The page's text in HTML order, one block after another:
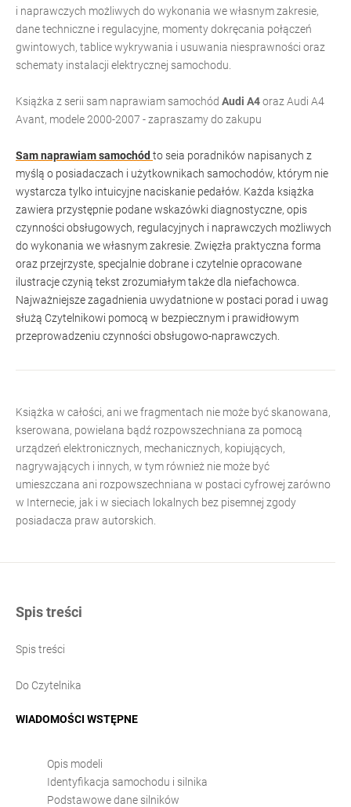
i naprawczych możliwych do wykonania we własnym zakresie,
dane techniczne i regulacyjne, momenty dokręcania połączeń
gwintowych, tablice wykrywania i usuwania niesprawności oraz
schematy instalacji elektrycznej samochodu.
Książka z serii sam naprawiam samochód Audi A4oraz Audi A4
Avant, modele 2000-2007 - zapraszamy do zakupu
Sam naprawiam samochód to seia poradników napisanych z
myślą o posiadaczach i użytkownikach samochodów, którym nie
wystarcza tylko intuicyjne naciskanie pedałów. Każda książka
zawiera przystępnie podane wskazówki diagnostyczne, opis
czynności obsługowych, regulacyjnych i naprawczych możliwych
do wykonania we własnym zakresie. Zwięzła praktyczna forma
oraz przejrzyste, specjalnie dobrane i czytelnie opracowane
ilustracje czynią tekst zrozumiałym także dla niefachowca.
Najważniejsze zagadnienia uwydatnione w postaci porad i uwag
służą Czytelnikowi pomocą w bezpiecznym i prawidłowym
przeprowadzeniu czynności obsługowo-naprawczych.
Książka w całości, ani we fragmentach nie może być skanowana,
kserowana, powielana bądź rozpowszechniana za pomocą
urządzeń elektronicznych, mechanicznych, kopiujących,
nagrywających i innych, w tym również nie może być
umieszczana ani rozpowszechniana w postaci cyfrowej zarówno
w Internecie, jak i w sieciach lokalnych bez pisemnej zgody
posiadacza praw autorskich.
Spis treści
Spis treści
Do Czytelnika
WIADOMOŚCI WSTĘPNE
Opis modeli
Identyfikacja samochodu i silnika
Podstawowe dane silników